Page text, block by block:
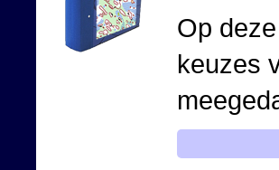
Op
keuzes